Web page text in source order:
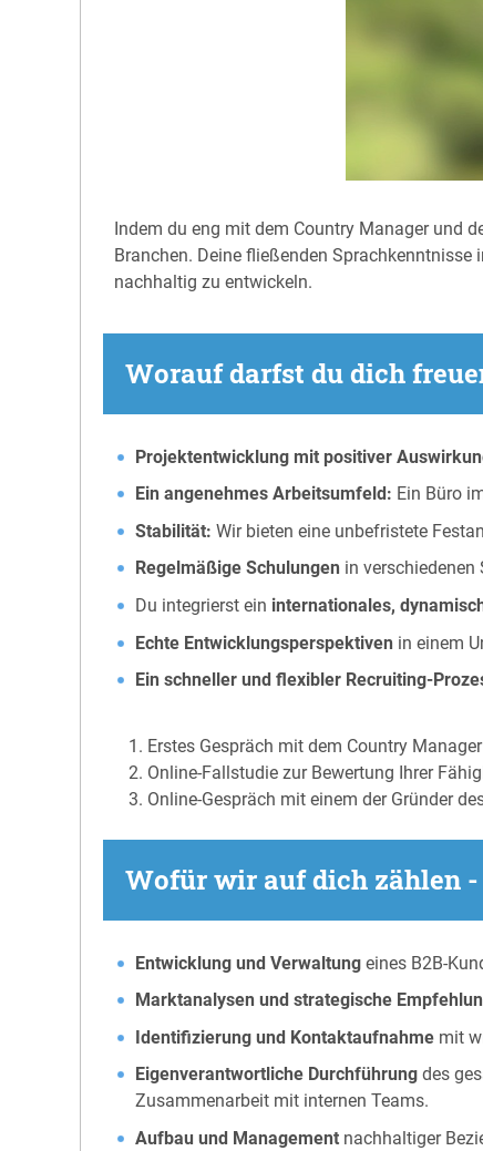
Indem du eng mit dem Country Manager und
Branchen. Deine fließenden
nachhaltig zu entwickeln.
Worauf darfst du dich
Projektentwicklung mit positiver
Ein angenehmes Arbeitsumfeld: Ein Büro
Stabilität: Wir bieten eine unbefristete
Regelmäßige Schulungen in verschiedenen
Du integrierst ein internationales,
Echte Entwicklungsperspektiven in einem
Ein schneller und flexibler Recruiting-
Erstes Gespräch mit dem Country Manager
Online-Fallstudie zur Bewertung Ihrer
Online-Gespräch mit einem der Gründer
Wofür wir auf dich zählen -
Entwicklung und Verwaltung eines B2B-
Marktanalysen und strategische
Identifizierung und Kontaktaufnahme mit
Eigenverantwortliche Durchführung des
Zusammenarbeit mit internen Teams.
Aufbau und Management nachhaltiger